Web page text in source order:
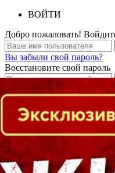
ВОЙТИ
Добро пожаловать!
Вы забыли свой пароль?
Восстановите свой пароль
Кто есть кто в